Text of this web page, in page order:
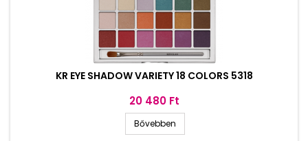
KR EYE SHADOW VARIETY 18 COLORS 5318
Ár
20 480 Ft
Bővebben